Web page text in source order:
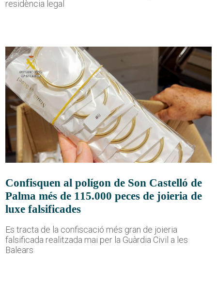
residència legal
Confisquen al polígon de Son Castelló de
Palma més de 115.000 peces de joieria de
luxe falsificades
Es tracta de la confiscació més gran de joieria
falsificada realitzada mai per la Guàrdia Civil a les
Balears